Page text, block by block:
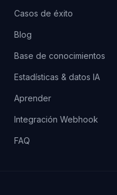
Casos de éxito
Blog
Base de conocimientos
Estadísticas & datos IA
Aprender
Integración Webhook
FAQ